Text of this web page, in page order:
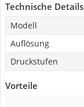
Technische Details
Modell
Auflösung
Druckstufen
Vorteile